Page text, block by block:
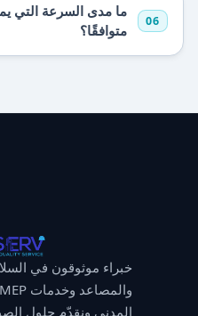
06
ما مدى السرعة التي
متوافقًا؟
خبراء موثوقون في